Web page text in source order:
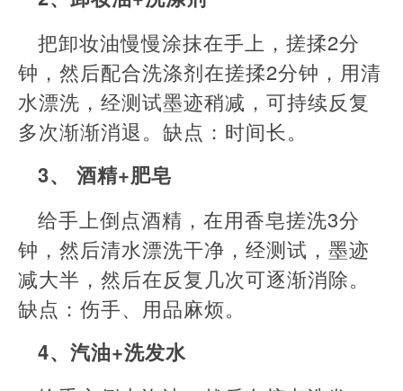
把卸妆油慢慢涂抹在手上，搓揉2分
钟，然后配合洗涤剂在搓揉2分钟，用清
水漂洗，经测试墨迹稍减，可持续反复
多次渐渐消退。缺点：时间长。
3、 酒精+肥皂
给手上倒点酒精，在用香皂搓洗3分
钟，然后清水漂洗干净，经测试，墨迹
减大半，然后在反复几次可逐渐消除。
缺点：伤手、用品麻烦。
4、汽油+洗发水